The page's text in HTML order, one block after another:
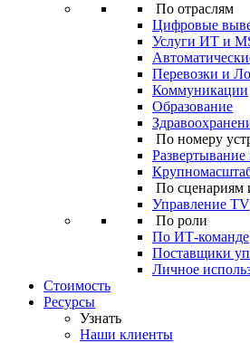
По отраслям
Цифровые
Услуги ИТ и
Перевозки и
Коммуникации
Образование
По номеру
По сценариям
Управление TV
По роли
По ИТ-команде
Поставщики
Личное
Стоимость
Ресурсы
Узнать
Наши клиенты